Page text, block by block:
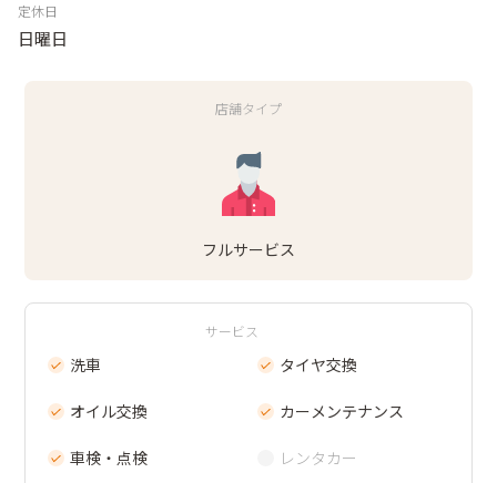
定休日
日曜日
店舗タイプ
フルサービス
サービス
洗車
オイル交換
車検・点検
タイヤ交換
カーメンテナンス
レンタカー